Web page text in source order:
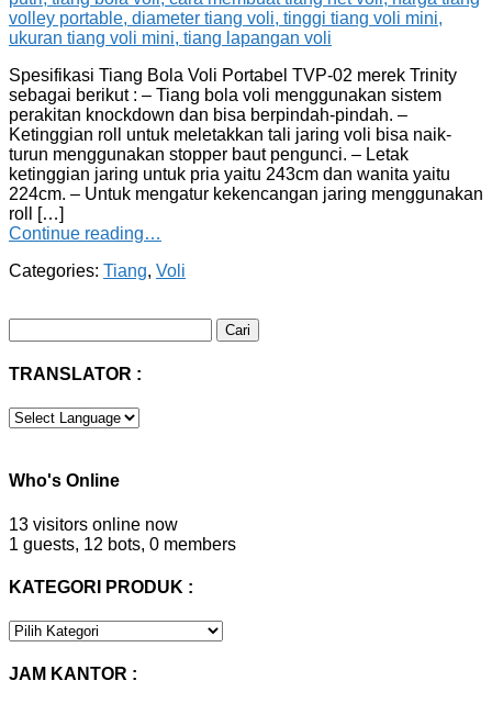
Spesifikasi Tiang Bola Voli Portabel TVP-02 merek Trinity
sebagai berikut : – Tiang bola voli menggunakan sistem
perakitan knockdown dan bisa berpindah-pindah. –
Ketinggian roll untuk meletakkan tali jaring voli bisa naik-
turun menggunakan stopper baut pengunci. – Letak
ketinggian jaring untuk pria yaitu 243cm dan wanita yaitu
224cm. – Untuk mengatur kekencangan jaring menggunakan
roll […]
Continue reading…
Categories: Tiang, Voli
untuk:
TRANSLATOR :
Who's Online
13 visitors online now
1 guests, 12 bots, 0 members
KATEGORI PRODUK :
KATEGORI
JAM KANTOR :